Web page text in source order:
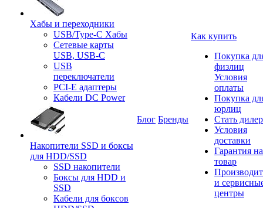
Хабы и переходники
USB/Type-C Хабы
Сетевые карты
USB, USB-C
USB
переключатели
PCI-E адаптеры
Кабели DC Power
Накопители SSD и боксы
для HDD/SSD
SSD накопители
Боксы для HDD и
SSD
Кабели для боксов
Блог Бренды
Как купить
Покупка
физлиц
Условия
оплаты
Покупка
юрлиц
Стать
Условия
доставки
Гарантия на
товар
и
центры